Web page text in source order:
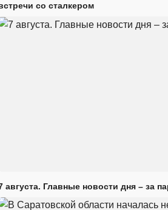
со сталкером
августа. Главные новости дня – за